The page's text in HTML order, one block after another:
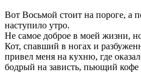
Вот Восьмой стоит на пороге, а
наступило утро.
Не самое доброе в моей жизни,
Кот, спавший в ногах и
привел меня на кухню, где
бодрый на зависть, пьющий кофе